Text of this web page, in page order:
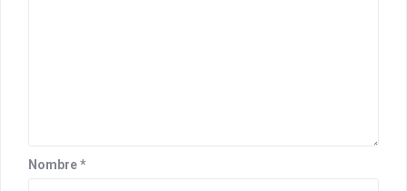
n
Nombre*